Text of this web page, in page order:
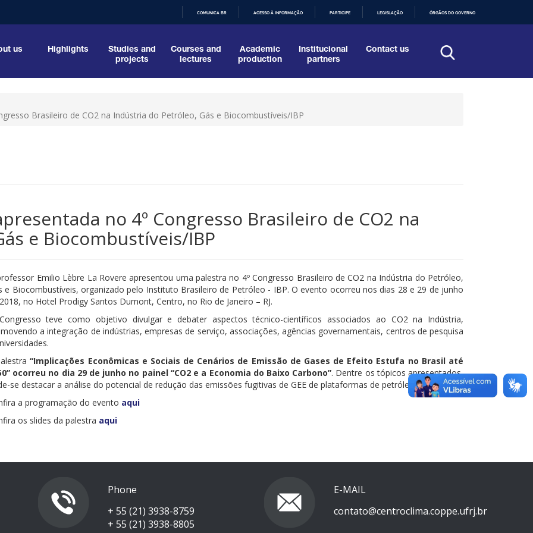
COMUNICA BR ACESSO À INFORMAÇÃO PARTICIPE LEGISLAÇÃO ÓRGÃOS DO GOVERNO
us Highlights
Studies and
projects
Courses and
lectures
Academic
production
Institucional
partners
Contact us
Brasileiro de CO2 na Indústria do Petróleo, Gás e Biocombustíveis/IBP
no 4º Congresso Brasileiro de CO2 na
e Biocombustíveis/IBP
Emilio Lèbre La Rovere apresentou uma palestra no 4º Congresso Brasileiro de CO2 na Indústria do Petróleo,
e Biocombustíveis, organizado pelo Instituto Brasileiro de Petróleo - IBP. O evento ocorreu nos dias 28 e 29 de junho
no Hotel Prodigy Santos Dumont, Centro, no Rio de Janeiro – RJ.
teve como objetivo divulgar e debater aspectos técnico-científicos associados ao CO2 na Indústria,
a integração de indústrias, empresas de serviço, associações, agências governamentais, centros de pesquisa
“Implicações Econômicas e Sociais de Cenários de Emissão de Gases de Efeito Estufa no Brasil até
ocorreu no dia 29 de junho no painel “CO2 e a Economia do Baixo Carbono”. Dentre os tópicos apresentados,
se destacar a análise do potencial de redução das emissões fugitivas de GEE de plataformas de petróleo.
a programação do evento aqui
os slides da palestra aqui
Phone
+ 55 (21) 3938-8759
+ 55 (21) 3938-8805
E-MAIL
contato@centroclima.coppe.ufrj.br